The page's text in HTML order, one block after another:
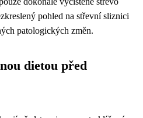
pohled na střevní sliznici
patologických změn.
dietou před